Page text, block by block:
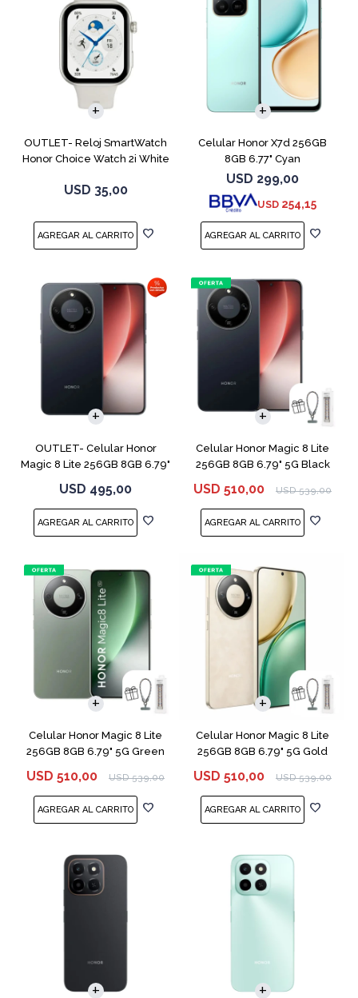
OUTLET- Reloj SmartWatch
Honor Choice Watch 2i White
USD 35,00
Celular Honor X7d 256GB
8GB 6.77" Cyan
USD 299,00
USD 254,15
COMPARAR
OUTLET- Celular Honor
Magic 8 Lite 256GB 8GB 6.79"
USD 495,00
Celular Honor Magic 8 Lite
256GB 8GB 6.79" 5G Black
USD 510,00 USD 539,00
COMPARAR
Celular Honor Magic 8 Lite
256GB 8GB 6.79" 5G Green
USD 510,00 USD 539,00
COMPARAR
Celular Honor Magic 8 Lite
256GB 8GB 6.79" 5G Gold
USD 510,00 USD 539,00
COMPARAR
COMPARAR COMPARAR